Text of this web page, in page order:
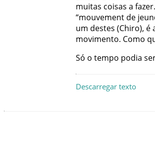
muitas coisas a fazer.
“mouvement de
um destes (Chiro), é
movimento. Como
Só o tempo podia
Descarregar texto